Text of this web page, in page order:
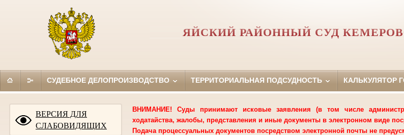
ЯЙСКИЙ РАЙОННЫЙ СУД
СУДЕБНОЕ ДЕЛОПРОИЗВОДСТВО ТЕРРИТОРИАЛЬНАЯ ПОДСУДНОСТЬ КАЛЬКУЛЯТОР
ВЕРСИЯ ДЛЯ
СЛАБОВИДЯЩИХ
ВНИМАНИЕ! Суды принимают исковые заявления (в том числе
ходатайства, жалобы, представления и иные документы в электронном виде
Подача процессуальных документов посредством электронной почты не